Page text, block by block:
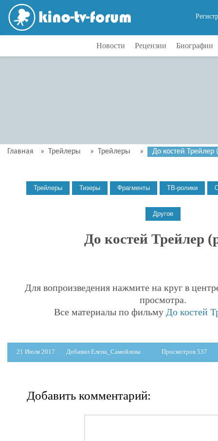
Новости Рецензии Биографии
Главная » Трейлеры » Трейлеры » До костей Трейлер
До костей Трейлер
Для вопроизведения нажмите на круг в
просмотра.
Все материалы по фильму До костей
21 Июля 2017 Добавил Елена_Самойлова Просмотров 537
Добавить комментарий: